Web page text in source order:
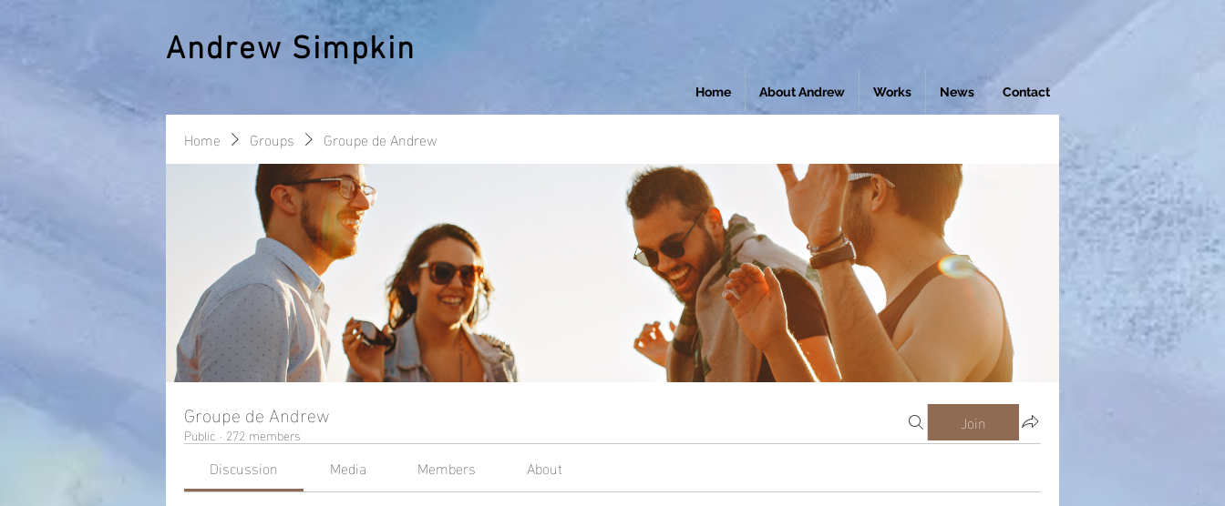
Andrew Simpkin
Home About Andrew Works News Contact
Home Groups Groupe de Andrew
Groupe de Andrew
Public · 272 members
Join
Discussion
Media Members
About